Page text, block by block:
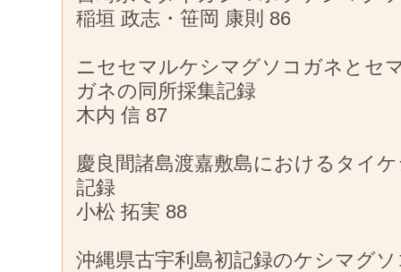
稲垣 政志・笹岡 康則 86
ニセセマルケシマグソコガネとセ
ガネの同所採集記録
木内 信 87
慶良間諸島渡嘉敷島におけるタイ
記録
小松 拓実 88
沖縄県古宇利島初記録のケシマグ